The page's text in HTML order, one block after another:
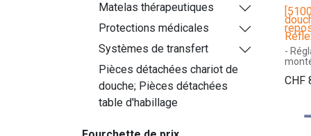
Matelas thérapeutiques
Protections médicales
Systèmes de transfert
Pièces détachées chariot de
douche; Pièces détachées
table d'habillage
-
-
CHF